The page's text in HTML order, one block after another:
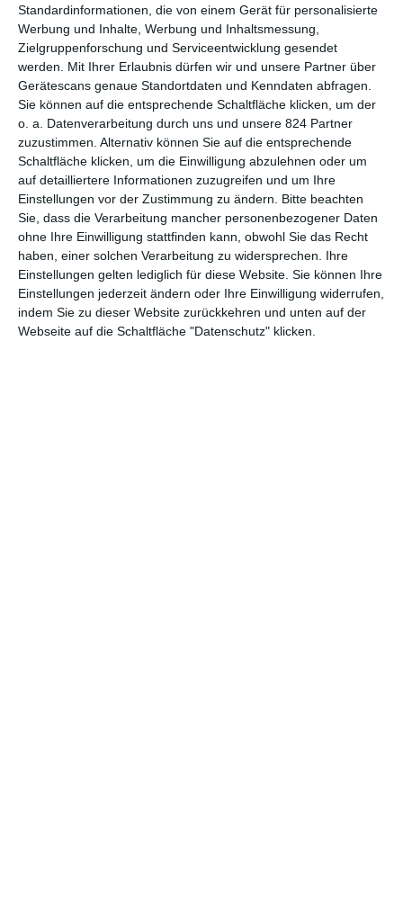
Standardinformationen, die von einem Gerät für personalisierte
Werbung und Inhalte, Werbung und Inhaltsmessung,
Zielgruppenforschung und Serviceentwicklung gesendet
werden.
Mit Ihrer Erlaubnis dürfen wir und unsere Partner über
Gerätescans genaue Standortdaten und Kenndaten abfragen.
Sie können auf die entsprechende Schaltfläche klicken, um der
o. a. Datenverarbeitung durch uns und unsere 824 Partner
zuzustimmen. Alternativ können Sie auf die entsprechende
Schaltfläche klicken, um die Einwilligung abzulehnen oder um
auf detailliertere Informationen zuzugreifen und um Ihre
Einstellungen vor der Zustimmung zu ändern.
Bitte beachten
Sie, dass die Verarbeitung mancher personenbezogener Daten
ohne Ihre Einwilligung stattfinden kann, obwohl Sie das Recht
haben, einer solchen Verarbeitung zu widersprechen. Ihre
Einstellungen gelten lediglich für diese Website. Sie können Ihre
Einstellungen jederzeit ändern oder Ihre Einwilligung widerrufen,
indem Sie zu dieser Website zurückkehren und unten auf der
Webseite auf die Schaltfläche "Datenschutz" klicken.
mehr müssen die Leute
akzeptieren, dass hinter der
heilen ländlichen Fassade riesige Abgründe auf sie warten.
Dass Morde eine gute Methode sind, um Kleinstadtidyllen zu
demontieren, hat vor einiger ZeitBroadchurchschon unter
Beweis gestellt.Glueist sozusagen das jugendliche Pendant
dazu, kombiniert einen Kriminalfall mit Coming-of-Age-
Elementen und stellt dabei die junge Freundesclique von Caleb in
den Vordergrund. Seit dem 18. Dezember ist die Serie
hierzulande auf DVD erhältlich, eine davon könnt ihr bei
unserem heutigen Gewinnspiel ergattern.
Das Gewinnspiel ist beendet, bitte
keine Anfragen mehr schicken.